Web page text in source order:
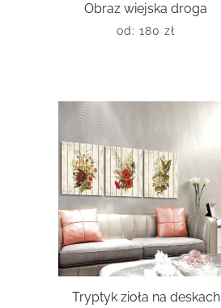
Obraz wiejska droga
od: 180 zł
Tryptyk zioła na deskach